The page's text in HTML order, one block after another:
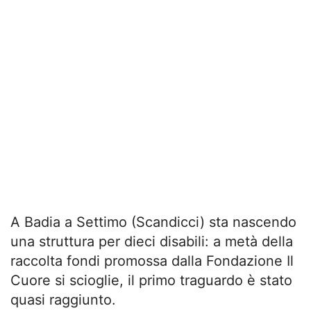
A Badia a Settimo (Scandicci) sta nascendo
una struttura per dieci disabili: a metà della
raccolta fondi promossa dalla Fondazione Il
Cuore si scioglie, il primo traguardo è stato
quasi raggiunto.